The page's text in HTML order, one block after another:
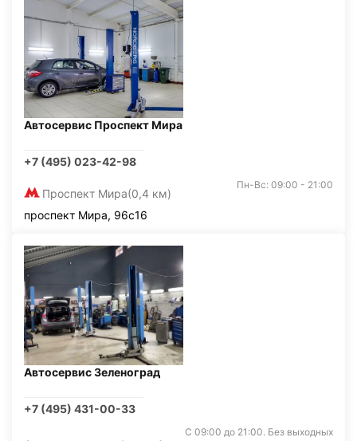
Автосервис Проспект Мира
+7 (495) 023-42-98
Проспект Мира(0,4 км)
Пн-Вс: 09:00 - 21:00
проспект Мира, 96с16
Автосервис Зеленоград
+7 (495) 431-00-33
С 09:00 до 21:00. Без выходных